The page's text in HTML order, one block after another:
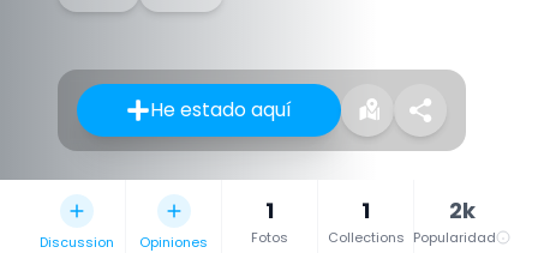
He estado aquí
Discussion Opiniones
1
Fotos
1
Collections
2k
Popularidad